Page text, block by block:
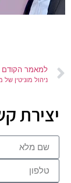
למאמר הקודם
ניהול מוניטין
יצירת